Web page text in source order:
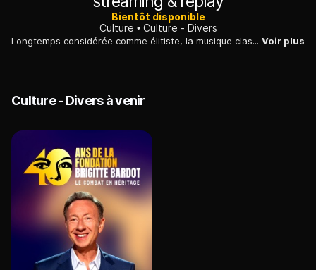
Bientôt disponible
Culture
Culture - Divers
Longtemps considérée comme élitiste, la musique classique conquiert un public de plus en plus large, et certains solistes sont aujourd'hui des stars. Voir plus
Culture - Divers à venir